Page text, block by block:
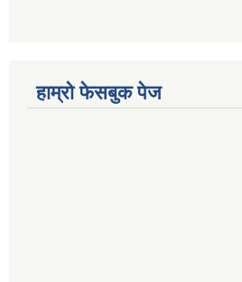
हाम्रो फेसबुक पेज